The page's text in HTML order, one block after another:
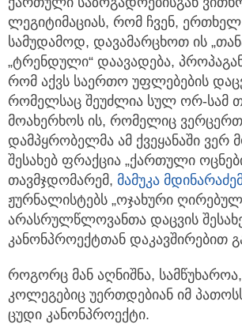
ლეგიტიმაციას, რომ ჩვენ,
სამუდამოდ, დავამარცხოთ ის
„ტრენდული“ დაავადება,
რომ აქვს საერთო უფლებების
რომელსაც შეუძლია სულ ორ-სამ
მოახერხოს ის, რომელიც
დამპყრობელმა ამ ქვეყანაში ვერ
შესახებ ფრაქცია „ქართული
თავმჯდომარემ, მამუკა
ჟურნალისტებს „ოჯახური
არასრულწლოვანთა დაცვის
კანონპროექტთან დაკავშირებით
როგორც მან აღნიშნა,
კოლეგებიც უერთდებიან იმ
ცუდი კანონპროექტი.